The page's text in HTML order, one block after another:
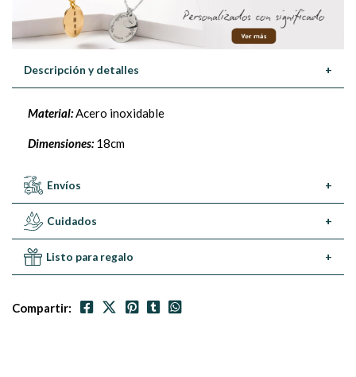
Descripción y detalles +
Material:Acero inoxidable
Dimensiones:18cm
Envíos +
Cuidados +
Listo para regalo +
Compartir: